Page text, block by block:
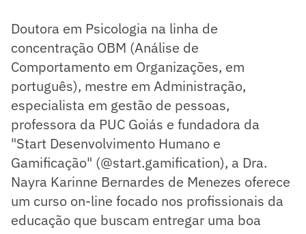
Doutora em Psicologia na linha de
concentração OBM (Análise de
Comportamento em Organizações, em
português), mestre em Administração,
especialista em gestão de pessoas,
professora da PUC Goiás e fundadora da
"Start Desenvolvimento Humano e
Gamificação" (@start.gamification), a Dra.
Nayra Karinne Bernardes de Menezes oferece
um curso on-line focado nos profissionais da
educação que buscam entregar uma boa